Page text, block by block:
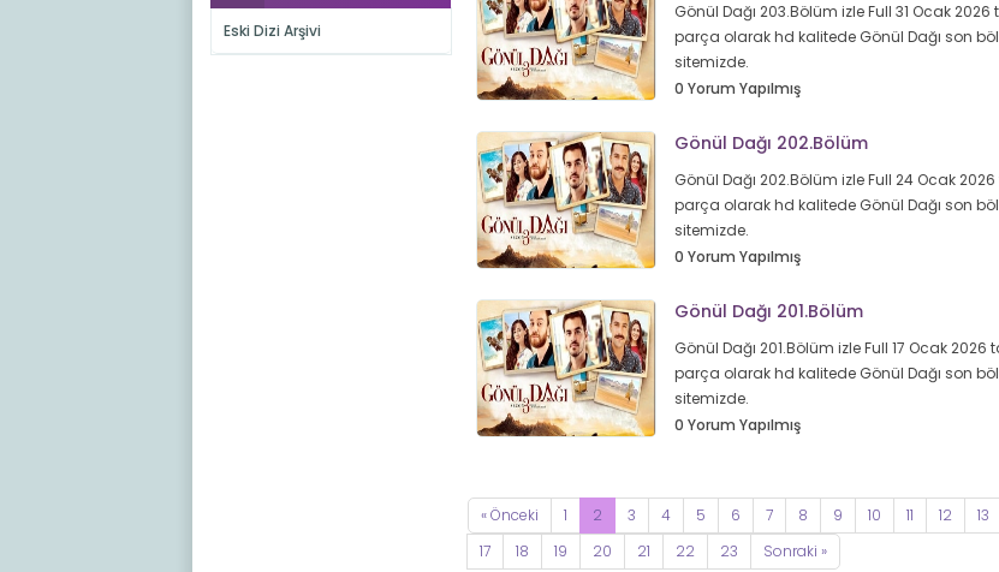
Eski Dizi Arşivi
Gönül Dağı 203.Bölüm izle Full 31 Ocak 2026
parça olarak hd kalitede Gönül Dağı son
sitemizde.
0 Yorum Yapılmış
Gönül Dağı 202.Bölüm
Gönül Dağı 202.Bölüm izle Full 24 Ocak
parça olarak hd kalitede Gönül Dağı son
sitemizde.
0 Yorum Yapılmış
Gönül Dağı 201.Bölüm
Gönül Dağı 201.Bölüm izle Full 17 Ocak 2026
parça olarak hd kalitede Gönül Dağı son
sitemizde.
0 Yorum Yapılmış
« Önceki 1 2 3 4 5 6 7 8 9 10 11 12 13
17
18 19 20 21 22 23 Sonraki »